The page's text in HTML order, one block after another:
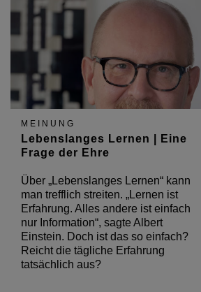
MEINUNG
Lebenslanges Lernen | Eine
Frage der Ehre
Über „Lebenslanges Lernen“ kann
man trefflich streiten. „Lernen ist
Erfahrung. Alles andere ist einfach
nur Information“, sagte Albert
Einstein. Doch ist das so einfach?
Reicht die tägliche Erfahrung
tatsächlich aus?